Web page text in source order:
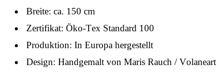
Breite: ca. 150 cm
Zertifikat: Öko-Tex Standard 100
Produktion: In Europa hergestellt
Design: Handgemalt von Maris Rauch / Volaneart